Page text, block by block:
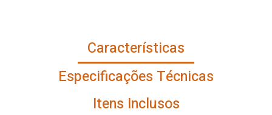
Características
Especificações Técnicas
Itens Inclusos